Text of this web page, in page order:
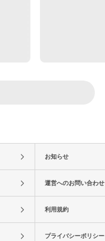
お知らせ
運営へのお問い合わせ
利用規約
プライバシーポリシー